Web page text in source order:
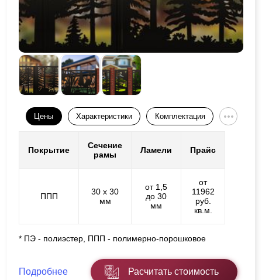
Цены Характеристики Комплектация
Покрытие
Сечение
рамы
Ламели Прайс
ППП
30 х 30
мм
от 1,5
до 30
мм
от
11962
руб.
кв.м.
* ПЭ - полиэстер, ППП - полимерно-порошковое
Подробнее Расчитать стоимость